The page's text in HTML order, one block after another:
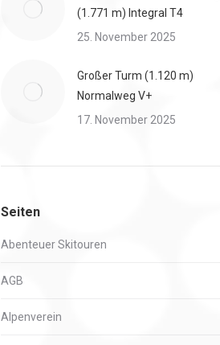
(1.771 m) Integral T4
25. November 2025
Großer Turm (1.120 m)
Normalweg V+
17. November 2025
Seiten
Abenteuer Skitouren
AGB
Alpenverein